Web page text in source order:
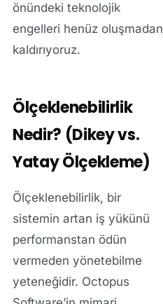
önündeki teknolojik
engelleri henüz oluşmadan
kaldırıyoruz.
Ölçeklenebilirlik
Nedir? (Dikey vs.
Yatay Ölçekleme)
Ölçeklenebilirlik, bir
sistemin artan iş yükünü
performanstan ödün
vermeden yönetebilme
yeteneğidir. Octopus